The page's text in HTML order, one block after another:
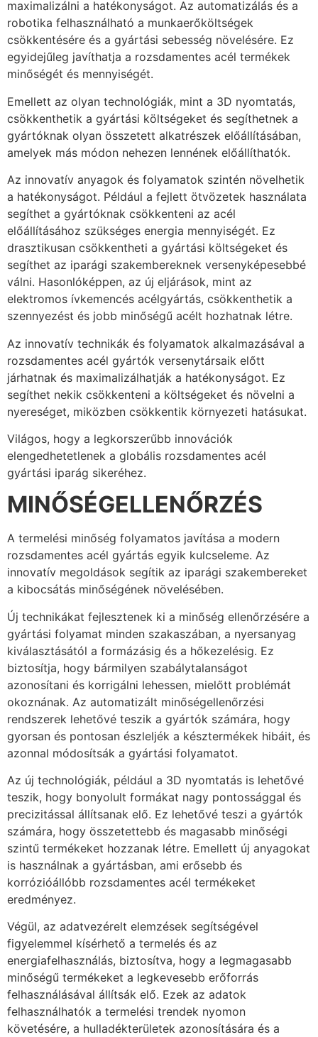
maximalizálni a hatékonyságot. Az automatizálás és a
robotika felhasználható a munkaerőköltségek
csökkentésére és a gyártási sebesség növelésére. Ez
egyidejűleg javíthatja a rozsdamentes acél termékek
minőségét és mennyiségét.
Emellett az olyan technológiák, mint a 3D nyomtatás,
csökkenthetik a gyártási költségeket és segíthetnek a
gyártóknak olyan összetett alkatrészek előállításában,
amelyek más módon nehezen lennének előállíthatók.
Az innovatív anyagok és folyamatok szintén növelhetik
a hatékonyságot. Például a fejlett ötvözetek használata
segíthet a gyártóknak csökkenteni az acél
előállításához szükséges energia mennyiségét. Ez
drasztikusan csökkentheti a gyártási költségeket és
segíthet az iparági szakembereknek versenyképesebbé
válni. Hasonlóképpen, az új eljárások, mint az
elektromos ívkemencés acélgyártás, csökkenthetik a
szennyezést és jobb minőségű acélt hozhatnak létre.
Az innovatív technikák és folyamatok alkalmazásával a
rozsdamentes acél gyártók versenytársaik előtt
járhatnak és maximalizálhatják a hatékonyságot. Ez
segíthet nekik csökkenteni a költségeket és növelni a
nyereséget, miközben csökkentik környezeti hatásukat.
Világos, hogy a legkorszerűbb innovációk
elengedhetetlenek a globális rozsdamentes acél
gyártási iparág sikeréhez.
MINŐSÉGELLENŐRZÉS
A termelési minőség folyamatos javítása a modern
rozsdamentes acél gyártás egyik kulcseleme. Az
innovatív megoldások segítik az iparági szakembereket
a kibocsátás minőségének növelésében.
Új technikákat fejlesztenek ki a minőség ellenőrzésére a
gyártási folyamat minden szakaszában, a nyersanyag
kiválasztásától a formázásig és a hőkezelésig. Ez
biztosítja, hogy bármilyen szabálytalanságot
azonosítani és korrigálni lehessen, mielőtt problémát
okoznának. Az automatizált minőségellenőrzési
rendszerek lehetővé teszik a gyártók számára, hogy
gyorsan és pontosan észleljék a késztermékek hibáit, és
azonnal módosítsák a gyártási folyamatot.
Az új technológiák, például a 3D nyomtatás is lehetővé
teszik, hogy bonyolult formákat nagy pontossággal és
precizitással állítsanak elő. Ez lehetővé teszi a gyártók
számára, hogy összetettebb és magasabb minőségi
szintű termékeket hozzanak létre. Emellett új anyagokat
is használnak a gyártásban, ami erősebb és
korrózióállóbb rozsdamentes acél termékeket
eredményez.
Végül, az adatvezérelt elemzések segítségével
figyelemmel kísérhető a termelés és az
energiafelhasználás, biztosítva, hogy a legmagasabb
minőségű termékeket a legkevesebb erőforrás
felhasználásával állítsák elő. Ezek az adatok
felhasználhatók a termelési trendek nyomon
követésére, a hulladékterületek azonosítására és a